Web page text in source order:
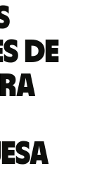
de